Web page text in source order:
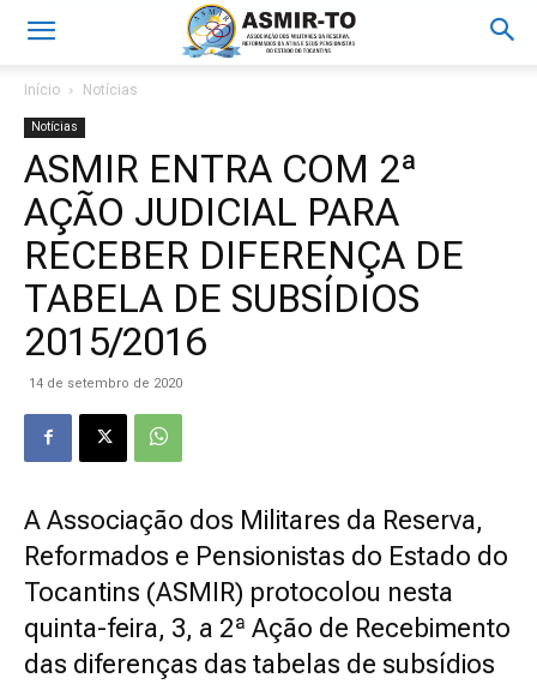
Início Notícias
Notícias
ASMIR ENTRA COM 2ª
AÇÃO JUDICIAL PARA
RECEBER DIFERENÇA DE
TABELA DE SUBSÍDIOS
2015/2016
14 de setembro de 2020
A Associação dos Militares da Reserva,
Reformados e Pensionistas do Estado do
Tocantins (ASMIR) protocolou nesta
quinta-feira, 3, a 2ª Ação de Recebimento
das diferenças das tabelas de subsídios